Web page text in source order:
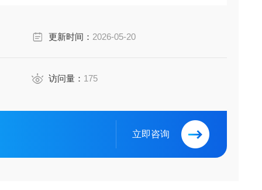
更新时间： 2026-05-20
访问量： 175
立即咨询